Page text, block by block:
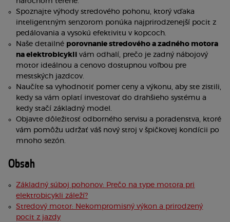
Spoznajte výhody stredového pohonu, ktorý vďaka
inteligentným senzorom ponúka najprirodzenejší pocit z
pedálovania a vysokú efektivitu v kopcoch.
Naše detailné porovnanie stredového a zadného motora
na elektrobicykli vám odhalí, prečo je zadný nábojový
motor ideálnou a cenovo dostupnou voľbou pre
mestských jazdcov.
Naučíte sa vyhodnotiť pomer ceny a výkonu, aby ste zistili,
kedy sa vám oplatí investovať do drahšieho systému a
kedy stačí základný model.
Objavte dôležitosť odborného servisu a poradenstva, ktoré
vám pomôžu udržať váš nový stroj v špičkovej kondícii po
mnoho sezón.
Obsah
Základný súboj pohonov: Prečo na type motora pri
elektrobicykli záleží?
Stredový motor: Nekompromisný výkon a prirodzený
pocit z jazdy